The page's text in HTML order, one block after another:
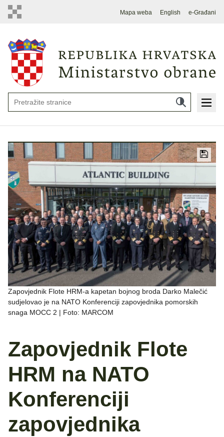
Mapa weba English e-Građani
Zapovjednik Flote HRM-a kapetan bojnog broda Darko Malečić
sudjelovao je na NATO Konferenciji zapovjednika pomorskih
snaga MOCC 2 | Foto: MARCOM
Zapovjednik Flote
HRM na NATO
Konferenciji
zapovjednika